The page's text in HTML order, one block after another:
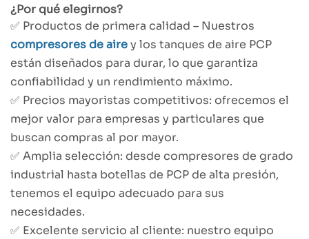
¿Por qué elegirnos?
✅ Productos de primera calidad – Nuestros
compresores de airey los tanques de aire PCP
están diseñados para durar, lo que garantiza
confiabilidad y un rendimiento máximo.
✅ Precios mayoristas competitivos: ofrecemos el
mejor valor para empresas y particulares que
buscan compras al por mayor.
✅ Amplia selección: desde compresores de grado
industrial hasta botellas de PCP de alta presión,
tenemos el equipo adecuado para sus
necesidades.
✅ Excelente servicio al cliente: nuestro equipo